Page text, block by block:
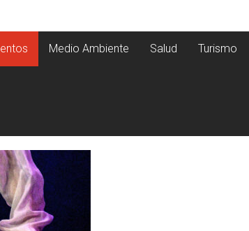
Medio Ambiente Salud Turismo